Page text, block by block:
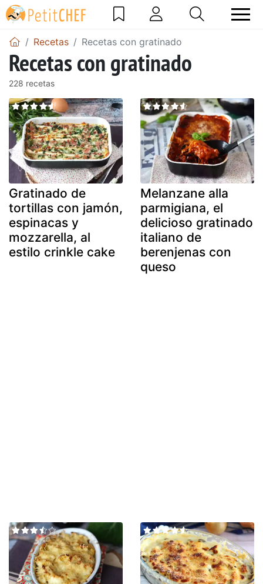
Recetas Recetas con gratinado
Recetas con gratinado
228 recetas
Gratinado de
tortillas con jamón,
espinacas y
mozzarella, al
estilo crinkle cake
Melanzane alla
parmigiana, el
delicioso gratinado
italiano de
berenjenas con
queso